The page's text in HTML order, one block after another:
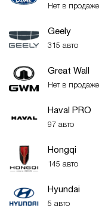
Нет в продаже
Geely
315 авто
Great Wall
Нет в продаже
Haval PRO
97 авто
Hongqi
145 авто
Hyundai
5 авто